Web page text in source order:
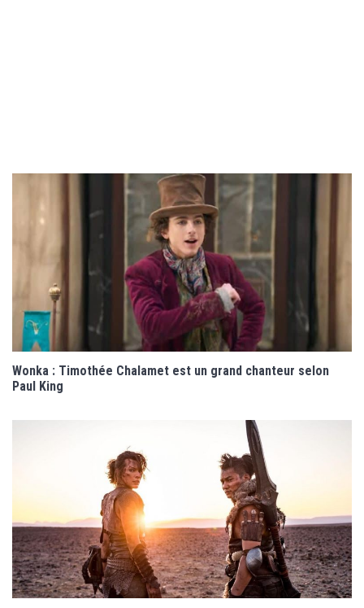
Wonka : Timothée Chalamet est un grand chanteur selon
Paul King